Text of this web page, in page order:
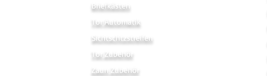
Briefkästen
Tor Automatik
Sichtschtzstreifen
Tor Zubehör
Zaun Zubehör